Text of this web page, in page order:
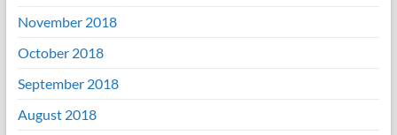
November 2018
October 2018
September 2018
August 2018